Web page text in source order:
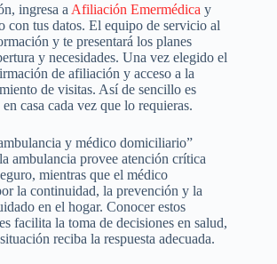
ingresa a Afiliación Emermédica y
con tus datos. El equipo de servicio al
y te presentará los planes
y necesidades. Una vez elegido el
de afiliación y acceso a la
de visitas. Así de sencillo es
casa cada vez que lo requieras.
y médico domiciliario”
ambulancia provee atención crítica
mientras que el médico
la continuidad, la prevención y la
en el hogar. Conocer estos
facilita la toma de decisiones en salud,
reciba la respuesta adecuada.